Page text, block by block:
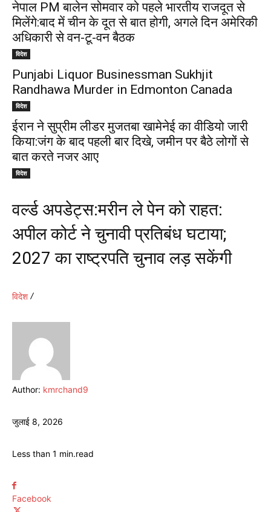
नेपाल PM बालेन सोमवार को पहले भारतीय राजदूत से
मिलेंगे:बाद में चीन के दूत से बात होगी, अगले दिन अमेरिकी
अधिकारी से वन-टू-वन बैठक
विदेश
Punjabi Liquor Businessman Sukhjit
Randhawa Murder in Edmonton Canada
विदेश
ईरान ने सुप्रीम लीडर मुजतबा खामेनेई का वीडियो जारी
किया:जंग के बाद पहली बार दिखे, जमीन पर बैठे लोगों से
बात करते नजर आए
विदेश
वर्ल्ड अपडेट्स:मरीन ले पेन को राहत:
अपील कोर्ट ने चुनावी प्रतिबंध घटाया;
2027 का राष्ट्रपति चुनाव लड़ सकेंगी
विदेश
Author: kmrchand9
जुलाई 8, 2026
Less than 1 min.read
Facebook